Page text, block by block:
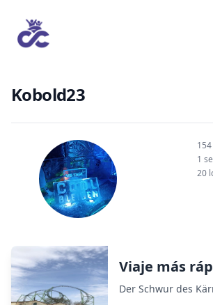
Kobold23
1
20
Viaje más
Der Schwur des